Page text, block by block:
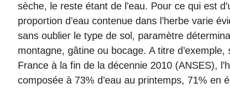
sèche, le reste étant de l’eau. Pour ce qui est
proportion d’eau contenue dans l’herbe varie
sans oublier le type de sol, paramètre
montagne, gâtine ou bocage. A titre
France à la fin de la décennie 2010 (ANSES),
composée à 73% d’eau au printemps, 71% en